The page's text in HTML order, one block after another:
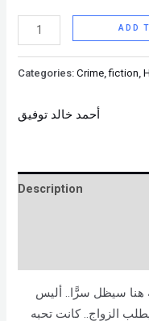
ADD
Categories:Crime ,fiction ,
أحمد خالد توفيق
Description
سيظل سرًّا.. أليس
الزواج.. كانت تحبه